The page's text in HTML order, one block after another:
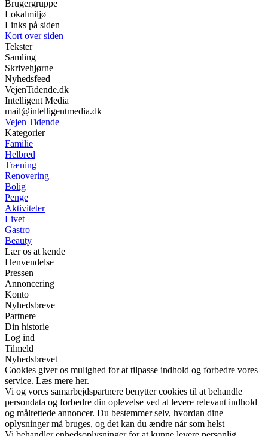
Brugergruppe
Lokalmiljø
Links på siden
Kort over siden
Tekster
Samling
Skrivehjørne
Nyhedsfeed
VejenTidende.dk
Intelligent Media
mail@intelligentmedia.dk
Vejen Tidende
Kategorier
Familie
Helbred
Træning
Renovering
Bolig
Penge
Aktiviteter
Livet
Gastro
Beauty
Lær os at kende
Henvendelse
Pressen
Annoncering
Konto
Nyhedsbreve
Partnere
Din historie
Log ind
Tilmeld
Nyhedsbrevet
Cookies giver os mulighed for at tilpasse indhold og forbedre vores
service. Læs mere her.
Vi og vores samarbejdspartnere benytter cookies til at behandle
persondata og forbedre din oplevelse ved at levere relevant indhold
og målrettede annoncer. Du bestemmer selv, hvordan dine
oplysninger må bruges, og det kan du ændre når som helst